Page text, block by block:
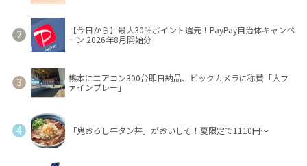
【今日から】最大30％ポイント還元！PayPay自治体キャンペ
ーン 2026年8月開始分
熊本にエアコン300台即日納品、ビックカメラに称賛「大フ
ァインプレー」
「鬼おろし牛タン丼」がおいしそ！夏限定で1110円～